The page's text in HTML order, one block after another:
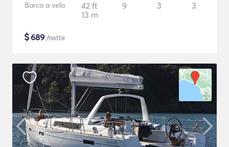
Barca a vela
42 ft
13 m
9 3 3
$689 /notte